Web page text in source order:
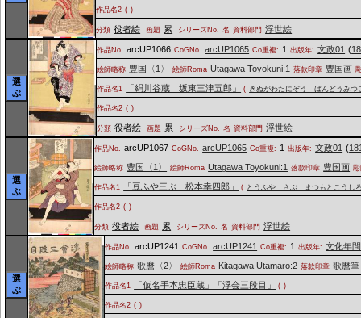
作品名2 ( )
分類 役者絵 画題 累 シリーズNo. 名 資料部門 浮世絵
選
ぶ
作品No. arcUP1066 CoGNo. arcUP1065 Co重複: 1 出版年: 文政01 (
絵師略称 豊国〈1〉 絵師Roma Utagawa Toyokuni:1 落款印章 豊国画
作品名1 「絹川谷蔵 坂東三津五郎」 ( きぬがわたにぞう ばんどうみつ
作品名2 ( )
分類 役者絵 画題 累 シリーズNo. 名 資料部門 浮世絵
選
ぶ
作品No. arcUP1067 CoGNo. arcUP1065 Co重複: 1 出版年: 文政01 (
絵師略称 豊国〈1〉 絵師Roma Utagawa Toyokuni:1 落款印章 豊国画
作品名1 「豆ふや三ぶ 松本幸四郎」 ( とうふや さぶ まつもとこうし
作品名2 ( )
分類 役者絵 画題 累 シリーズNo. 名 資料部門 浮世絵
選
ぶ
作品No. arcUP1241 CoGNo. arcUP1241 Co重複: 1 出版年: 文化年間
絵師略称 歌麿〈2〉 絵師Roma Kitagawa Utamaro:2 落款印章 歌麿筆
作品名1 「仮名手本忠臣蔵」「浮会三段目」 ( )
作品名2 ( )